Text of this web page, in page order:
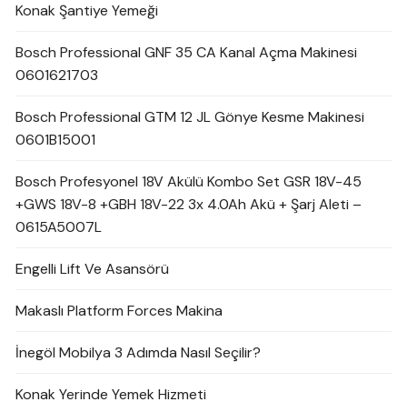
Konak Şantiye Yemeği
Bosch Professional GNF 35 CA Kanal Açma Makinesi
0601621703
Bosch Professional GTM 12 JL Gönye Kesme Makinesi
0601B15001
Bosch Profesyonel 18V Akülü Kombo Set GSR 18V-45
+GWS 18V-8 +GBH 18V-22 3x 4.0Ah Akü + Şarj Aleti –
0615A5007L
Engelli Lift Ve Asansörü
Makaslı Platform Forces Makina
İnegöl Mobilya 3 Adımda Nasıl Seçilir?
Konak Yerinde Yemek Hizmeti